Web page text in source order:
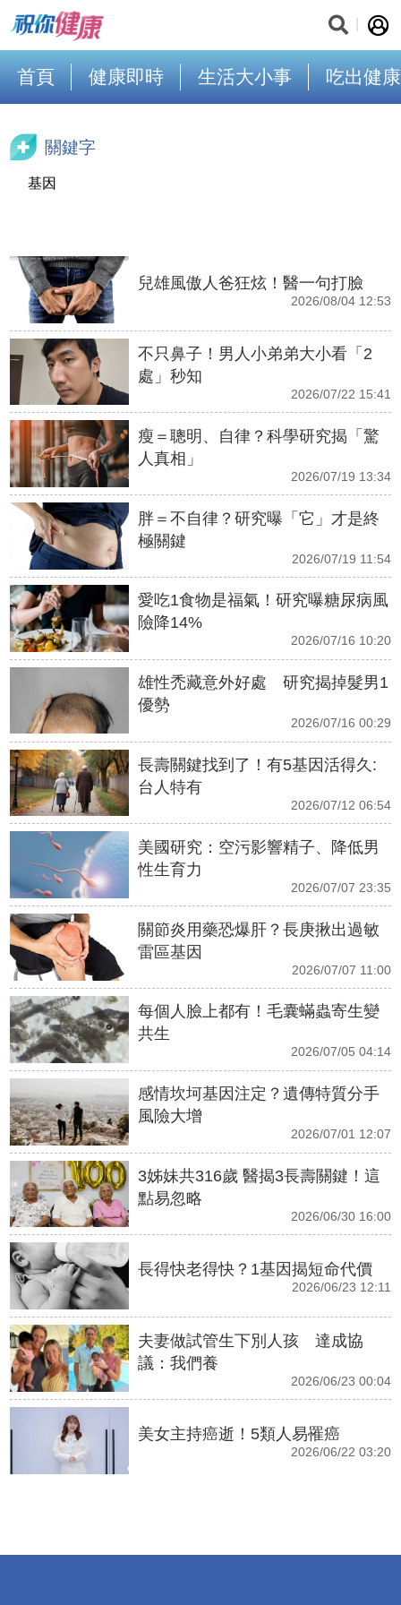
首頁 健康即時 生活大小事 吃出健康
關鍵字
基因
兒雄風傲人爸狂炫！醫一句打臉
2026/08/04 12:53
不只鼻子！男人小弟弟大小看「2
處」秒知
2026/07/22 15:41
瘦＝聰明、自律？科學研究揭「驚
人真相」
2026/07/19 13:34
胖＝不自律？研究曝「它」才是終
極關鍵
2026/07/19 11:54
愛吃1食物是福氣！研究曝糖尿病風
險降14%
2026/07/16 10:20
雄性禿藏意外好處 研究揭掉髮男1
優勢
2026/07/16 00:29
長壽關鍵找到了！有5基因活得久:
台人特有
2026/07/12 06:54
美國研究：空污影響精子、降低男
性生育力
2026/07/07 23:35
關節炎用藥恐爆肝？長庚揪出過敏
雷區基因
2026/07/07 11:00
每個人臉上都有！毛囊蟎蟲寄生變
共生
2026/07/05 04:14
感情坎坷基因注定？遺傳特質分手
風險大增
2026/07/01 12:07
3姊妹共316歲 醫揭3長壽關鍵！這
點易忽略
2026/06/30 16:00
長得快老得快？1基因揭短命代價
2026/06/23 12:11
夫妻做試管生下別人孩 達成協
議：我們養
2026/06/23 00:04
美女主持癌逝！5類人易罹癌
2026/06/22 03:20